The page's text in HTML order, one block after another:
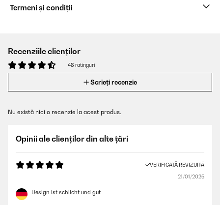
Termeni și condiții
Recenziile clienților
48 ratinguri
Scrieți recenzie
Nu există nici o recenzie la acest produs.
Opinii ale clienților din alte țări
VERIFICATĂ REVIZUITĂ
21/01/2025
Design ist schlicht und gut